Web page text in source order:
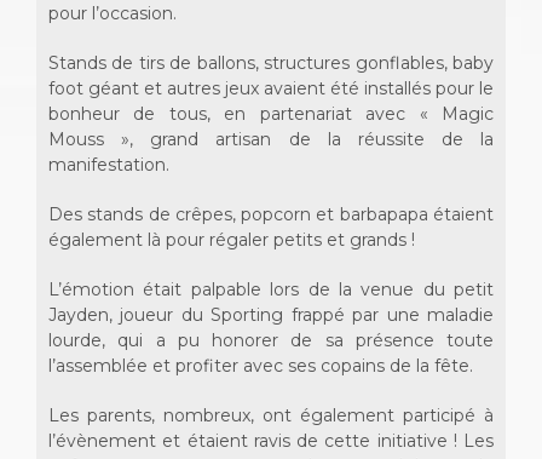
pour l’occasion.
Stands de tirs de ballons, structures gonflables, baby
foot géant et autres jeux avaient été installés pour le
bonheur de tous, en partenariat avec « Magic
Mouss », grand artisan de la réussite de la
manifestation.
Des stands de crêpes, popcorn et barbapapa étaient
également là pour régaler petits et grands !
L’émotion était palpable lors de la venue du petit
Jayden, joueur du Sporting frappé par une maladie
lourde, qui a pu honorer de sa présence toute
l’assemblée et profiter avec ses copains de la fête.
Les parents, nombreux, ont également participé à
l’évènement et étaient ravis de cette initiative ! Les